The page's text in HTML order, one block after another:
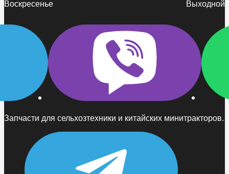
Запчасти для сельхозтехники и китайских минитракторов.
Воскресенье
Выходной